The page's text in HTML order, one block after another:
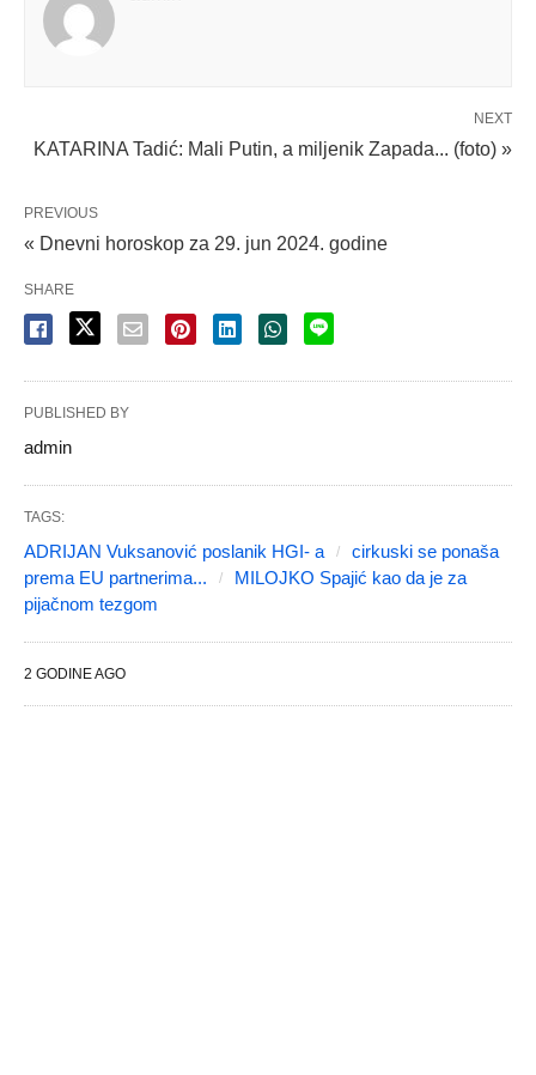
NEXT
KATARINA Tadić: Mali Putin, a miljenik Zapada... (foto) »
PREVIOUS
« Dnevni horoskop za 29. jun 2024. godine
SHARE
PUBLISHED BY
admin
TAGS:
ADRIJAN Vuksanović poslanik HGI- a
cirkuski se ponaša
prema EU partnerima...
MILOJKO Spajić kao da je za
pijačnom tezgom
2 GODINE AGO